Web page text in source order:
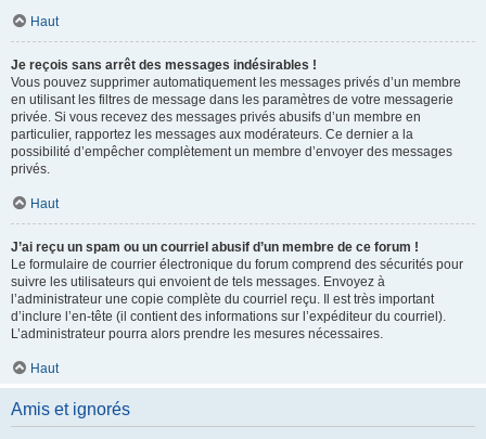
Haut
Je reçois sans arrêt des messages indésirables !
Vous pouvez supprimer automatiquement les messages privés d’un membre
en utilisant les filtres de message dans les paramètres de votre messagerie
privée. Si vous recevez des messages privés abusifs d’un membre en
particulier, rapportez les messages aux modérateurs. Ce dernier a la
possibilité d’empêcher complètement un membre d’envoyer des messages
privés.
Haut
J’ai reçu un spam ou un courriel abusif d’un membre de ce forum !
Le formulaire de courrier électronique du forum comprend des sécurités pour
suivre les utilisateurs qui envoient de tels messages. Envoyez à
l’administrateur une copie complète du courriel reçu. Il est très important
d’inclure l’en-tête (il contient des informations sur l’expéditeur du courriel).
L’administrateur pourra alors prendre les mesures nécessaires.
Haut
Amis et ignorés